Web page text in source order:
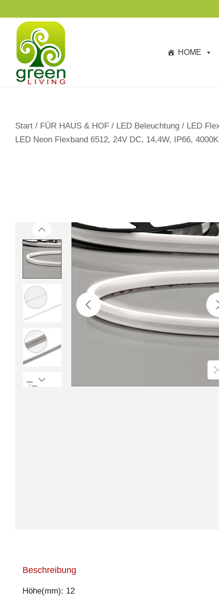
p
HOME
Start / FÜR HAUS & HOF / LED Beleuchtung / LED
LED Neon Flexband 6512, 24V DC, 14,4W, IP66,
Beschreibung
Höhe(mm): 12